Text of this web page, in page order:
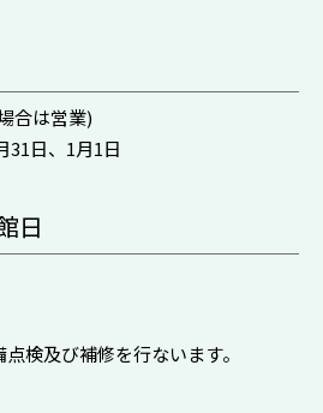
合は営業)
31日、1月1日
日
検及び補修を行ないます。